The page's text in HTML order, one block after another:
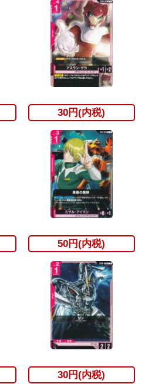
30円(内税)
50円(内税)
30円(内税)